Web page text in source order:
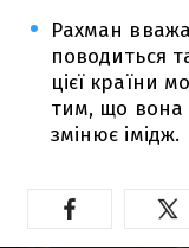
Рахман
поводиться
цієї країни
тим, що вона
змінює імідж.